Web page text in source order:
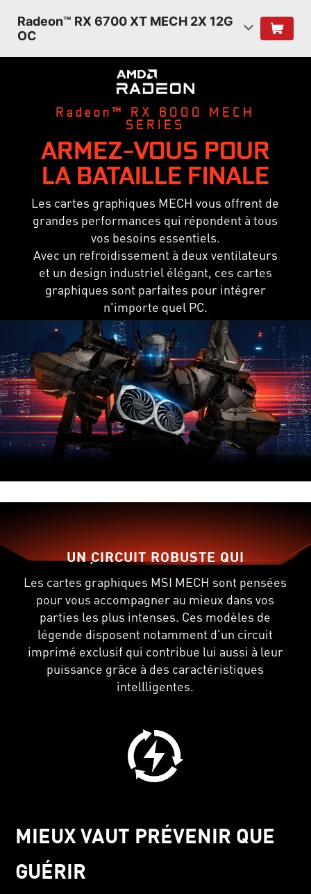
Radeon™ RX 6700 XT MECH 2X 12G
OC
Radeon™ RX 6000 MECH
SERIES
ARMEZ-VOUS POUR
LA BATAILLE FINALE
Les cartes graphiques MECH vous offrent de
grandes performances qui répondent à tous
vos besoins essentiels.
Avec un refroidissement à deux ventilateurs
et un design industriel élégant, ces cartes
graphiques sont parfaites pour intégrer
n'importe quel PC.
UN CIRCUIT ROBUSTE QUI
VOUS ÉPAULE DANS VOTRE JEU
Les cartes graphiques MSI MECH sont pensées
pour vous accompagner au mieux dans vos
parties les plus intenses. Ces modèles de
légende disposent notamment d'un circuit
imprimé exclusif qui contribue lui aussi à leur
puissance grâce à des caractéristiques
intellligentes.
MIEUX VAUT PRÉVENIR QUE
GUÉRIR